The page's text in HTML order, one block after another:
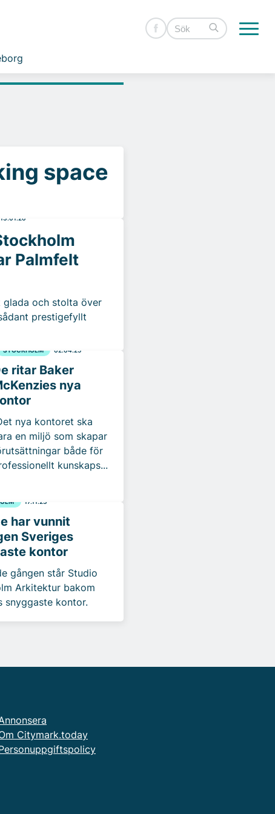
space
13.01.26
Palmfelt
och stolta över
prestigefyllt
STOCKHOLM 02.04.25
ritar Baker
nya
nya kontoret ska
en miljö som skapar
både för
kunskaps...
17.11.23
har vunnit
Sveriges
kontor
gången står Studio
Arkitektur bakom
snyggaste kontor.
Citymark.today